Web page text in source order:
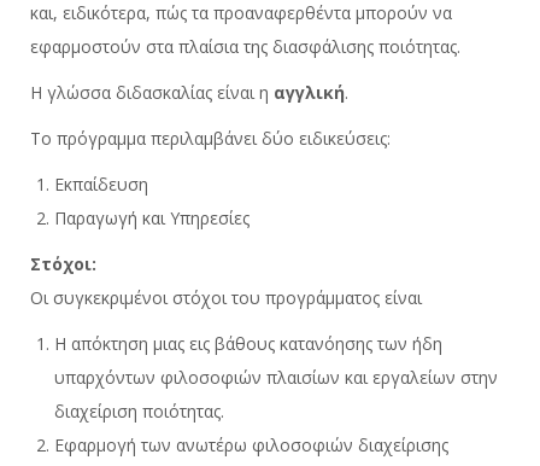
και, ειδικότερα, πώς τα προαναφερθέντα μπορούν να
εφαρμοστούν στα πλαίσια της διασφάλισης ποιότητας.
Η γλώσσα διδασκαλίας είναι η αγγλική.
Το πρόγραμμα περιλαμβάνει δύο ειδικεύσεις:
Εκπαίδευση
Παραγωγή και Υπηρεσίες
Στόχοι:
Οι συγκεκριμένοι στόχοι του προγράμματος είναι
Η απόκτηση μιας εις βάθους κατανόησης των ήδη
υπαρχόντων φιλοσοφιών πλαισίων και εργαλείων στην
διαχείριση ποιότητας.
Εφαρμογή των ανωτέρω φιλοσοφιών διαχείρισης